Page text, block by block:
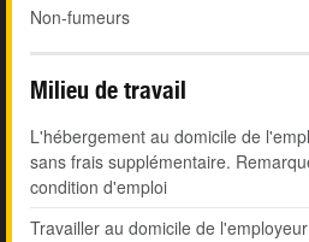
Non-fumeurs
Milieu de travail
L'hébergement au domicile de
sans frais supplémentaire.
condition d'emploi
Travailler au domicile de